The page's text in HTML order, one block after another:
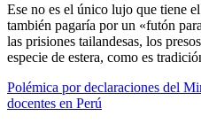
Ese no es el único lujo que tiene
también pagaría por un «futón
las prisiones tailandesas, los
especie de estera, como es
Polémica por declaraciones del
docentes en Perú